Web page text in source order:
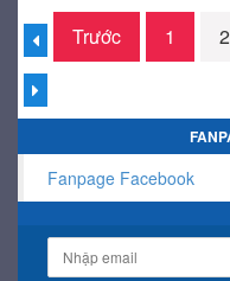
Trước 1 2
Fanpage Facebook